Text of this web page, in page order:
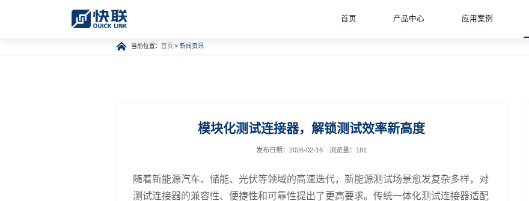
首页 产品中心 应用案例
当前位置： 首页 > 新闻资讯
模块化测试连接器，解锁测试效率新高度
发布日期： 2026-02-16 浏览量： 181
随着新能源汽车、储能、光伏等领域的高速迭代，新能源测试场景愈发复杂多样，对
测试连接器的兼容性、便捷性和可靠性提出了更高要求。传统一体化测试连接器适配